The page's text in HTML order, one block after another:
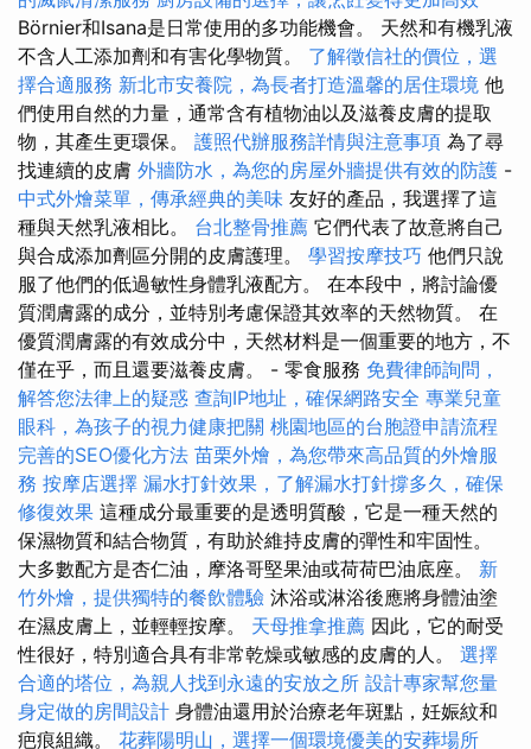
Börnier和Isana是日常使用的多功能機會。 天然和有機乳液
不含人工添加劑和有害化學物質。 了解徵信社的價位，選
擇合適服務 新北市安養院，為長者打造溫馨的居住環境 他
們使用自然的力量，通常含有植物油以及滋養皮膚的提取
物，其產生更環保。 護照代辦服務詳情與注意事項 為了尋
找連續的皮膚 外牆防水，為您的房屋外牆提供有效的防護 -
中式外燴菜單，傳承經典的美味 友好的產品，我選擇了這
種與天然乳液相比。 台北整骨推薦 它們代表了故意將自己
與合成添加劑區分開的皮膚護理。 學習按摩技巧 他們只說
服了他們的低過敏性身體乳液配方。 在本段中，將討論優
質潤膚露的成分，並特別考慮保證其效率的天然物質。 在
優質潤膚露的有效成分中，天然材料是一個重要的地方，不
僅在乎，而且還要滋養皮膚。 - 零食服務 免費律師詢問，
解答您法律上的疑惑 查詢IP地址，確保網路安全 專業兒童
眼科，為孩子的視力健康把關 桃園地區的台胞證申請流程
完善的SEO優化方法 苗栗外燴，為您帶來高品質的外燴服
務 按摩店選擇 漏水打針效果，了解漏水打針撐多久，確保
修復效果 這種成分最重要的是透明質酸，它是一種天然的
保濕物質和結合物質，有助於維持皮膚的彈性和牢固性。
大多數配方是杏仁油，摩洛哥堅果油或荷荷巴油底座。 新
竹外燴，提供獨特的餐飲體驗 沐浴或淋浴後應將身體油塗
在濕皮膚上，並輕輕按摩。 天母推拿推薦 因此，它的耐受
性很好，特別適合具有非常乾燥或敏感的皮膚的人。 選擇
合適的塔位，為親人找到永遠的安放之所 設計專家幫您量
身定做的房間設計 身體油還用於治療老年斑點，妊娠紋和
疤痕組織。 花葬陽明山，選擇一個環境優美的安葬場所